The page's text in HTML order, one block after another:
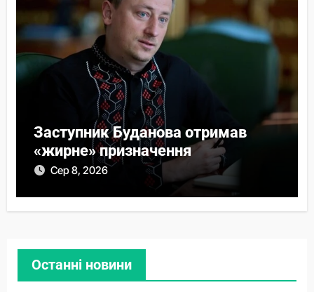
Заступник Буданова отримав
«жирне» призначення
Сер 8, 2026
Останні новини